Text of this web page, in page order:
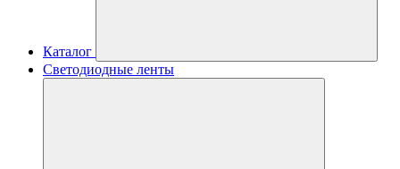
Каталог
Светодиодные ленты